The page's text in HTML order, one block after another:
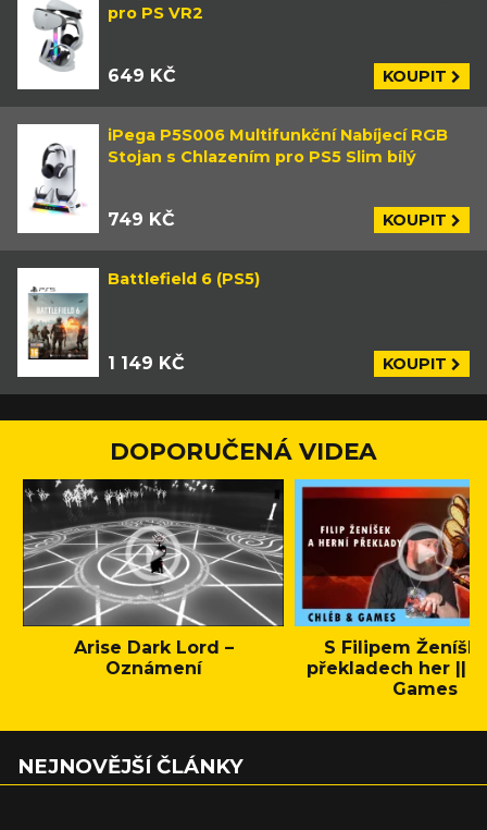
pro PS VR2
649 KČ KOUPIT
iPega P5S006 Multifunkční Nabíjecí RGB
Stojan s Chlazením pro PS5 Slim bílý
749 KČ KOUPIT
Battlefield 6 (PS5)
1 149 KČ KOUPIT
DOPORUČENÁ VIDEA
Arise Dark Lord –
Oznámení
S Filipem
překladech her ||
Games
NEJNOVĚJŠÍ ČLÁNKY